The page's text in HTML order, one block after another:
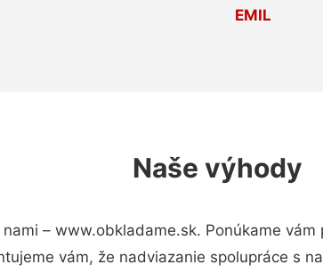
EMIL
Naše výhody
– www.obkladame.sk. Ponúkame
vám, že nadviazanie spolupráce s